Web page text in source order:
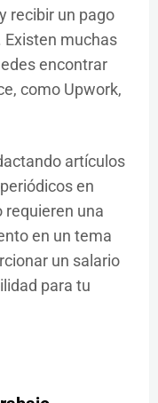
recibir un pago
Existen muchas
encontrar
como Upwork,
artículos
en
requieren una
en un tema
un salario
para tu